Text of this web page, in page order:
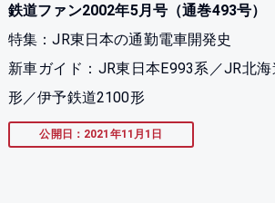
鉄道ファン2002年5月号（通巻493号）
特集：JR東日本の通勤電車開発史
新車ガイド：JR東日本E993系／JR北
形／伊予鉄道2100形
公開日：2021年11月1日